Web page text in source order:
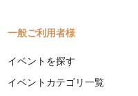
一般ご利用者様
イベントを探す
イベントカテゴリ一覧